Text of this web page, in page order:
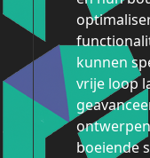
kunnen
vrije loop
boeiende